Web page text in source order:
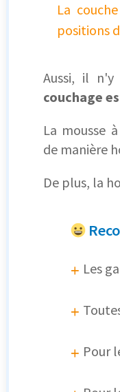
La
positions
Aussi, il n'y
couchage
La mousse
de manière
De plus, la
Les
Pour